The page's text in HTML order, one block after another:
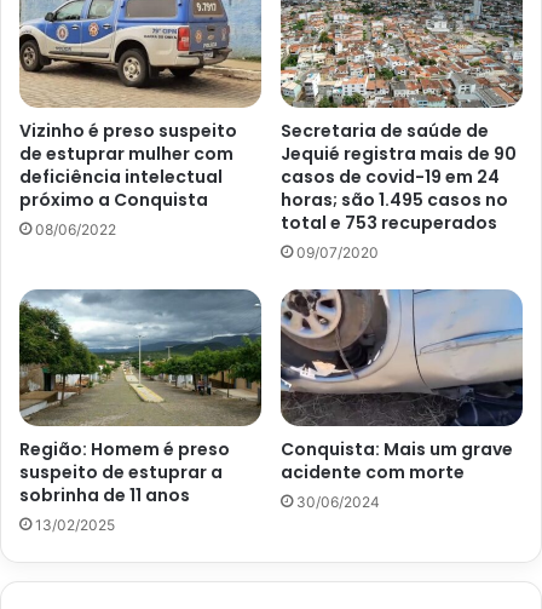
Vizinho é preso suspeito
de estuprar mulher com
deficiência intelectual
próximo a Conquista
08/06/2022
Secretaria de saúde de
Jequié registra mais de 90
casos de covid-19 em 24
horas; são 1.495 casos no
total e 753 recuperados
09/07/2020
Região: Homem é preso
suspeito de estuprar a
sobrinha de 11 anos
13/02/2025
Conquista: Mais um grave
acidente com morte
30/06/2024